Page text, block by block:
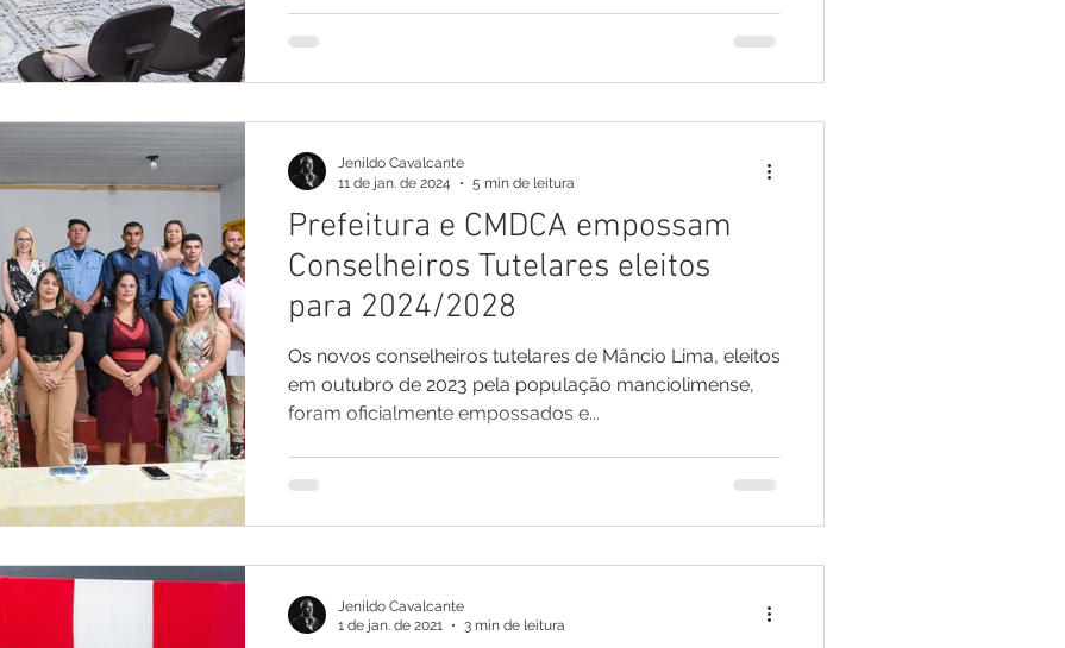
Prefeitura e CMDCA empossam
Conselheiros Tutelares eleitos
para 2024/2028
Os novos conselheiros tutelares de Mâncio Lima, eleitos
em outubro de 2023 pela população manciolimense,
foram oficialmente empossados e...
Jenildo Cavalcante
11 de jan. de 2024
5 min de leitura
Jenildo Cavalcante
1 de jan. de 2021
3 min de leitura